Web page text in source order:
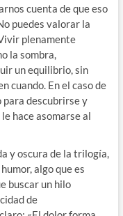
cuenta de que eso
puedes valorar la
plenamente
la sombra,
un equilibrio, sin
cuando. En el caso de
descubrirse y
hace asomarse al
y oscura de la trilogía,
algo que es
buscar un hilo
de